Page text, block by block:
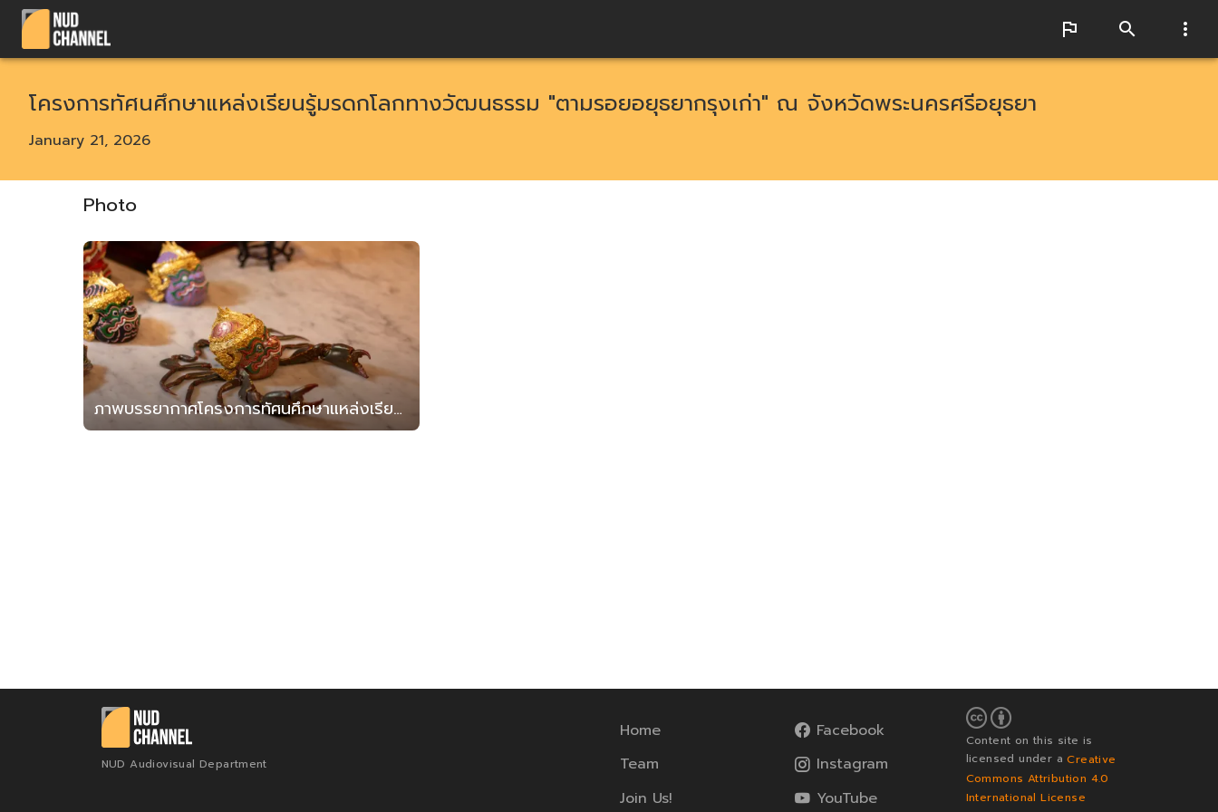
โครงการทัศนศึกษาแหล่งเรียนรู้มรดกโลกทางวัฒนธรรม "ตามรอยอยุธยากรุงเก่า" ณ จังหวัดพระนครศรีอยุธยา
January 21, 2026
Photo
ภาพบรรยากาศโครงการทัศนศึกษาแหล่งเรียนรู้มรดกโลกทางวัฒนธรรม "ตามรอยอยุธยากรุงเก่า" ณ จังหวัดพระนครศรีอยุธยา
NUD Audiovisual Department
Home
Team
Join Us!
Facebook
Instagram
YouTube
Content on this site is
licensed under aCreative
Commons Attribution 4.0
International License